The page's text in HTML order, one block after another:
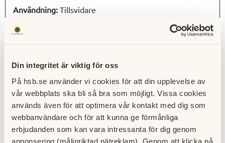
Din integritet är viktig för oss
På hsb.se använder vi cookies för att din upplevelse av
vår webbplats ska bli så bra som möjligt. Vissa cookies
används även för att optimera vår kontakt med dig som
webbanvändare och för att kunna ge förmånliga
erbjudanden som kan vara intressanta för dig genom
annonsering (målinriktad nätreklam). Genom att klicka på
Användning: Tillsvidare
Inflyttning:
Förmedling:Ej medlem
Användning:Tillsvidare
Inflyttning:2025-12-01